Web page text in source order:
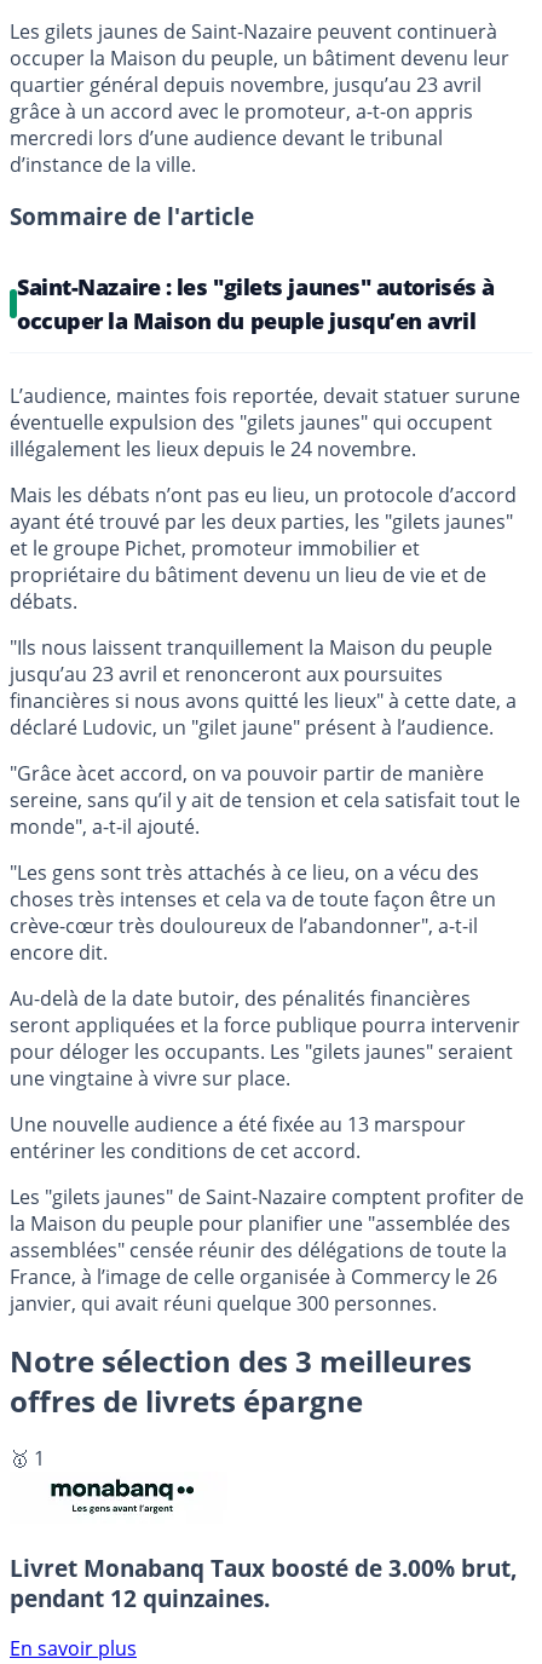
Les gilets jaunes de Saint-Nazaire peuvent continuerà
occuper la Maison du peuple, un bâtiment devenu leur
quartier général depuis novembre, jusqu’au 23 avril
grâce à un accord avec le promoteur, a-t-on appris
mercredi lors d’une audience devant le tribunal
d’instance de la ville.
Sommaire de l'article
Saint-Nazaire : les "gilets jaunes" autorisés à
occuper la Maison du peuple jusqu’en avril
L’audience, maintes fois reportée, devait statuer surune
éventuelle expulsion des "gilets jaunes" qui occupent
illégalement les lieux depuis le 24 novembre.
Mais les débats n’ont pas eu lieu, un protocole d’accord
ayant été trouvé par les deux parties, les "gilets jaunes"
et le groupe Pichet, promoteur immobilier et
propriétaire du bâtiment devenu un lieu de vie et de
débats.
"Ils nous laissent tranquillement la Maison du peuple
jusqu’au 23 avril et renonceront aux poursuites
financières si nous avons quitté les lieux" à cette date, a
déclaré Ludovic, un "gilet jaune" présent à l’audience.
"Grâce àcet accord, on va pouvoir partir de manière
sereine, sans qu’il y ait de tension et cela satisfait tout le
monde", a-t-il ajouté.
"Les gens sont très attachés à ce lieu, on a vécu des
choses très intenses et cela va de toute façon être un
crève-cœur très douloureux de l’abandonner", a-t-il
encore dit.
Au-delà de la date butoir, des pénalités financières
seront appliquées et la force publique pourra intervenir
pour déloger les occupants. Les "gilets jaunes" seraient
une vingtaine à vivre sur place.
Une nouvelle audience a été fixée au 13 marspour
entériner les conditions de cet accord.
Les "gilets jaunes" de Saint-Nazaire comptent profiter de
la Maison du peuple pour planifier une "assemblée des
assemblées" censée réunir des délégations de toute la
France, à l’image de celle organisée à Commercy le 26
janvier, qui avait réuni quelque 300 personnes.
Notre sélection des 3 meilleures
offres de livrets épargne
🥇 1
Livret Monabanq Taux boosté de 3.00% brut,
pendant 12 quinzaines.
En savoir plus